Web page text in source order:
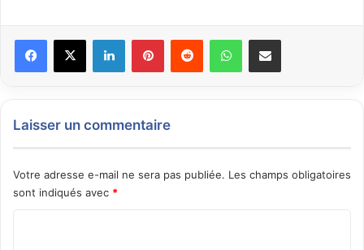
Laisser un commentaire
Votre adresse e-mail ne sera pas publiée. Les champs obligatoires
sont indiqués avec *